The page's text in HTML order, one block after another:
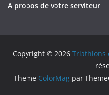
A propos de votre serviteur
Copyright © 2026 Triathlons
Theme ColorMagpar